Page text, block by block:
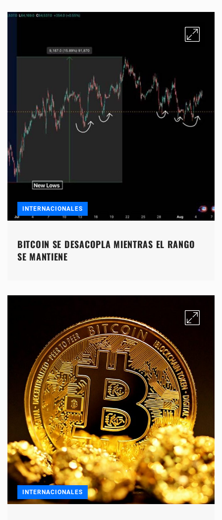
INTERNACIONALES
BITCOIN SE DESACOPLA MIENTRAS EL RANGO
SE MANTIENE
INTERNACIONALES